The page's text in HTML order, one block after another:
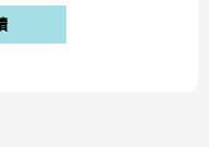
彌補手機外放音量的
藍牙喇叭，飽滿的音